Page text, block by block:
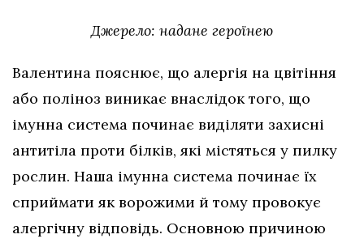
Джерело: надане героїнею
Валентина пояснює, що алергія на цвітіння
або поліноз виникає внаслідок того, що
імунна система починає виділяти захисні
антитіла проти білків, які містяться у пилку
рослин. Наша імунна система починає їх
сприймати як ворожими й тому провокує
алергічну відповідь. Основною причиною